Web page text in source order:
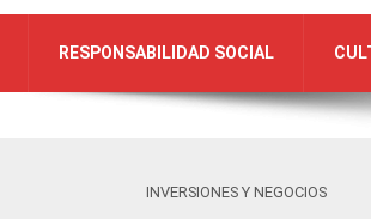
RESPONSABILIDAD SOCIAL
INVERSIONES Y NEGOCIOS